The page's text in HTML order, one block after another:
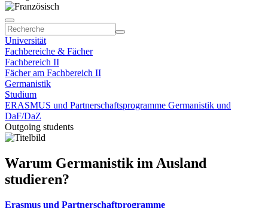
Universität
Fachbereiche & Fächer
Fachbereich II
Fächer am Fachbereich II
Germanistik
Studium
ERASMUS und Partnerschaftsprogramme Germanistik und
DaF/DaZ
Outgoing students
Warum Germanistik im Ausland
studieren?
Erasmus und Partnerschaftprogramme